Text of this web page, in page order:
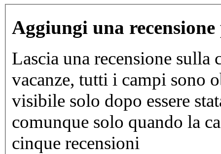
Aggiungi una recensione
Lascia una recensione sulla
vacanze, tutti i campi sono
visibile solo dopo essere
comunque solo quando la
cinque recensioni